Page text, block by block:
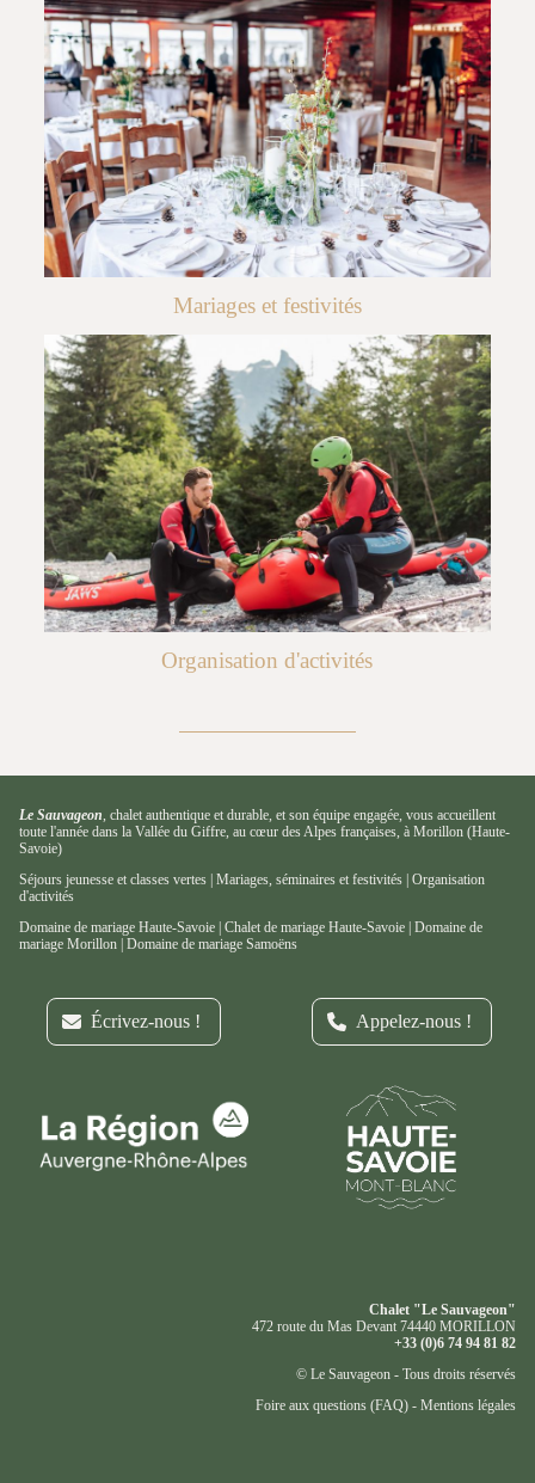
Mariages et festivités
Organisation d'activités
Le Sauvageon chalet authentique et durable , et son équipe engagée , vous accueillent
toute l'année dans la Vallée du Giffre, au cœur des Alpes françaises, à Morillon (Haute-
Savoie)
Séjours jeunesse et classes vertes | Mariages, séminaires et festivités | Organisation
d'activités
Domaine de mariage Haute-Savoie | Chalet de mariage Haute-Savoie | Domaine de
mariage Morillon | Domaine de mariage Samoëns
Écrivez-nous ! Appelez-nous !
Chalet "Le Sauvageon"
472 route du Mas Devant 74440 MORILLON
+33 (0)6 74 94 81 82
© Le Sauvageon - Tous droits réservés
Foire aux questions (FAQ) - Mentions légales